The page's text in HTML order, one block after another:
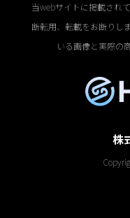
当webサイトに掲載され
断転用、転載をお断りし
いる画像と実際の
株